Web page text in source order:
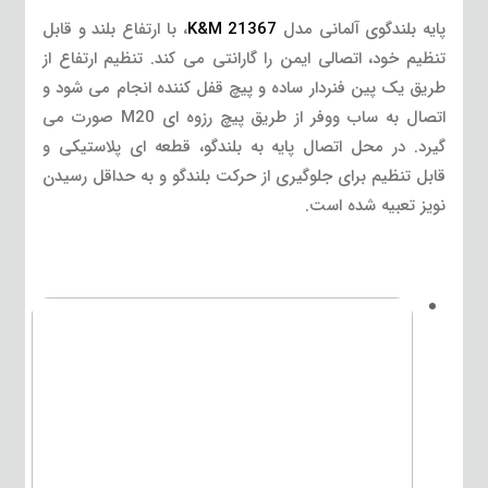
پایه بلندگوی آلمانی مدل K&M 21367، با ارتفاع بلند و قابل
تنظیم خود، اتصالی ایمن را گارانتی می کند. تنظیم ارتفاع از
طریق یک پین فنردار ساده و پیچ قفل کننده انجام می شود و
اتصال به ساب ووفر از طریق پیچ رزوه ای M20 صورت می
گیرد. در محل اتصال پایه به بلندگو، قطعه ای پلاستیکی و
قابل تنظیم برای جلوگیری از حرکت بلندگو و به حداقل رسیدن
نویز تعبیه شده است.